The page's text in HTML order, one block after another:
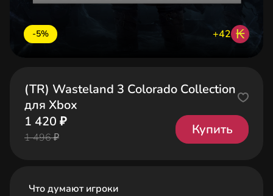
-5% +42 ₭
(TR) Wasteland 3 Colorado Collection
для Xbox
1 420 ₽
1 496 ₽
Купить
Что думают игроки